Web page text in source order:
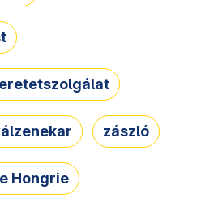
zászló
Hongrie